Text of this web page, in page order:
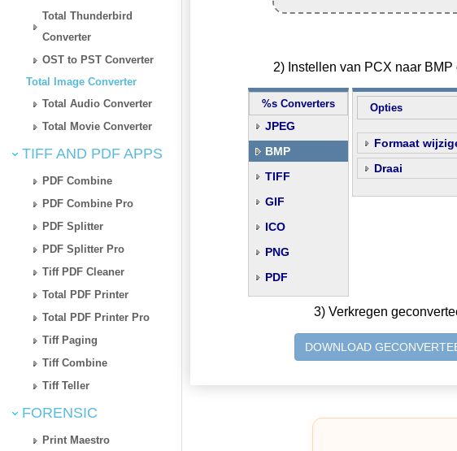
Total Thunderbird
Converter
OST to PST Converter
Total Image Converter
Total Audio Converter
Total Movie Converter
TIFF AND PDF APPS
PDF Combine
PDF Combine Pro
PDF Splitter
PDF Splitter Pro
Tiff PDF Cleaner
Total PDF Printer
Total PDF Printer Pro
Tiff Paging
Tiff Combine
Tiff Teller
FORENSIC
Print Maestro
2) Instellen van PCX naar
%s Converters
JPEG
BMP
TIFF
GIF
ICO
PNG
PDF
Opties
Formaat
Draai
3) Verkregen
DOWNLOAD